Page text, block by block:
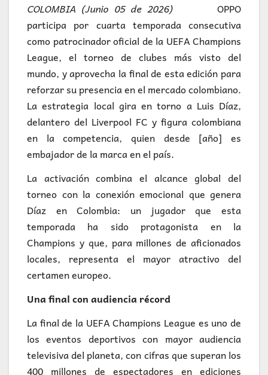
COLOMBIA (Junio 05 de 2026) OPPO
participa por cuarta temporada consecutiva
como patrocinador oficial de la UEFA Champions
League, el torneo de clubes más visto del
mundo, y aprovecha la final de esta edición para
reforzar su presencia en el mercado colombiano.
La estrategia local gira en torno a Luis Díaz,
delantero del Liverpool FC y figura colombiana
en la competencia, quien desde [año] es
embajador de la marca en el país.
La activación combina el alcance global del
torneo con la conexión emocional que genera
Díaz en Colombia: un jugador que esta
temporada ha sido protagonista en la
Champions y que, para millones de aficionados
locales, representa el mayor atractivo del
certamen europeo.
Una final con audiencia récord
La final de la UEFA Champions League es uno de
los eventos deportivos con mayor audiencia
televisiva del planeta, con cifras que superan los
400 millones de espectadores en ediciones